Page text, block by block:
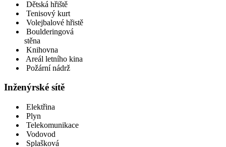
Dětská hřiště
Tenisový kurt
Volejbalové hřistě
Boulderingová
stěna
Knihovna
Areál letního kina
Požární nádrž
Inženýrské sítě
Elektřina
Plyn
Telekomunikace
Vodovod
Splašková